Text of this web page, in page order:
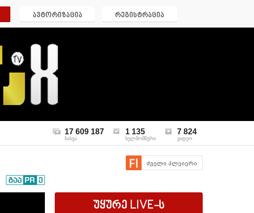
ავტორიზაცია რეგისტრაცია
17 609 187
ნახვა
1 135
ხელმომწერი
7 824
ვიდეო
ძველი პლეიერი
უყურე LIVE-ს